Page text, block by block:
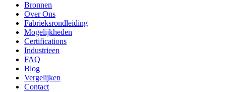
Bronnen
Over Ons
Fabrieksrondleiding
Mogelijkheden
Certifications
Industrieen
FAQ
Blog
Vergelijken
Contact